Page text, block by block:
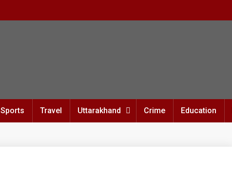
Sports Travel Uttarakhand Crime Education